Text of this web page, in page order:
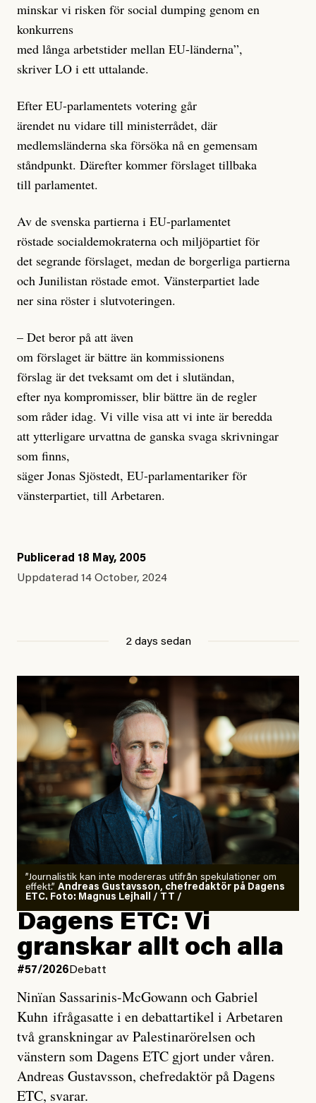
minskar vi risken för social dumping genom en
konkurrens
med långa arbetstider mellan EU-länderna”,
skriver LO i ett uttalande.
Efter EU-parlamentets votering går
ärendet nu vidare till ministerrådet, där
medlemsländerna ska försöka nå en gemensam
ståndpunkt. Därefter kommer förslaget tillbaka
till parlamentet.
Av de svenska partierna i EU-parlamentet
röstade socialdemokraterna och miljöpartiet för
det segrande förslaget, medan de borgerliga partierna
och Junilistan röstade emot. Vänsterpartiet lade
ner sina röster i slutvoteringen.
– Det beror på att även
om förslaget är bättre än kommissionens
förslag är det tveksamt om det i slutändan,
efter nya kompromisser, blir bättre än de regler
som råder idag. Vi ville visa att vi inte är beredda
att ytterligare urvattna de ganska svaga skrivningar
som finns,
säger Jonas Sjöstedt, EU-parlamentariker för
vänsterpartiet, till Arbetaren.
Publicerad 18 May, 2005
Uppdaterad 14 October, 2024
2 days sedan
”Journalistik kan inte modereras utifrån spekulationer om
effekt.” Andreas Gustavsson, chefredaktör på Dagens
ETC. Foto: Magnus Lejhall / TT /
Dagens ETC: Vi
granskar allt och alla
#57/2026 Debatt
Ninïan Sassarinis-McGowann och Gabriel
Kuhn ifrågasatte i en debattartikel i Arbetaren
två granskningar av Palestinarörelsen och
vänstern som Dagens ETC gjort under våren.
Andreas Gustavsson, chefredaktör på Dagens
ETC, svarar.